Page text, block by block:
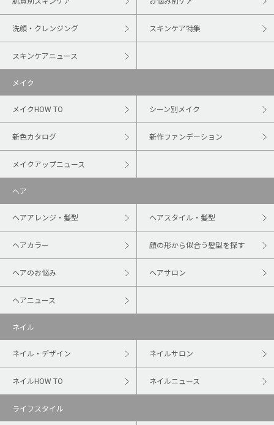
洗顔・クレンジング スキンケア特集
スキンケアニュース
メイク
メイクHOW TO シーン別メイク
新色カタログ 新作ファンデーション
メイクアップニュース
ヘア
ヘアアレンジ・髪型 ヘアスタイル・髪型
ヘアカラー 顔の形から似合う髪型を探す
ヘアのお悩み ヘアサロン
ヘアニュース
ネイル
ネイル・デザイン ネイルサロン
ネイルHOW TO ネイルニュース
ライフスタイル